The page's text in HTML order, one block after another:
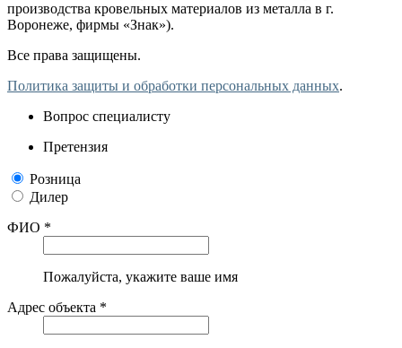
производства кровельных материалов из металла в г.
Воронеже, фирмы «Знак»).
Все права защищены.
Политика защиты и обработки персональных данных.
Вопрос специалисту
Претензия
Розница
Дилер
ФИО *
Пожалуйста, укажите ваше имя
Адрес объекта *